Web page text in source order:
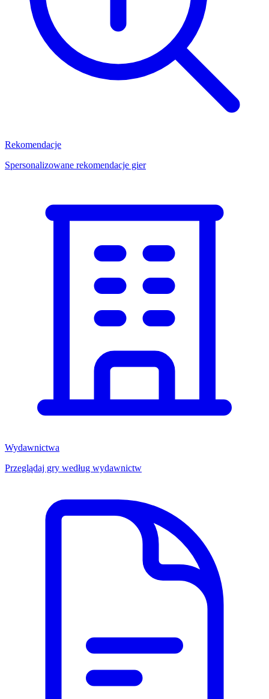
Rekomendacje
Spersonalizowane rekomendacje gier
Wydawnictwa
Przeglądaj gry według wydawnictw